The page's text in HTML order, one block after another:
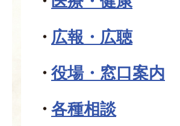
広報・広聴
役場・窓口案内
各種相談